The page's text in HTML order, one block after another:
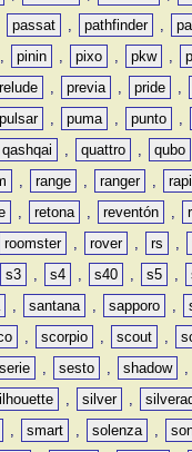
passat , pathfinder ,
, pinin , pixo , pkw ,
, previa , pride ,
pulsar , puma , punto ,
qashqai , quattro , qubo
, range , ranger ,
, retona , reventón ,
roomster , rover , rs ,
s3 , s4 , s40 , s5 ,
, santana , sapporo ,
, scorpio , scout ,
serie , sesto , shadow ,
, silver ,
, smart , solenza ,